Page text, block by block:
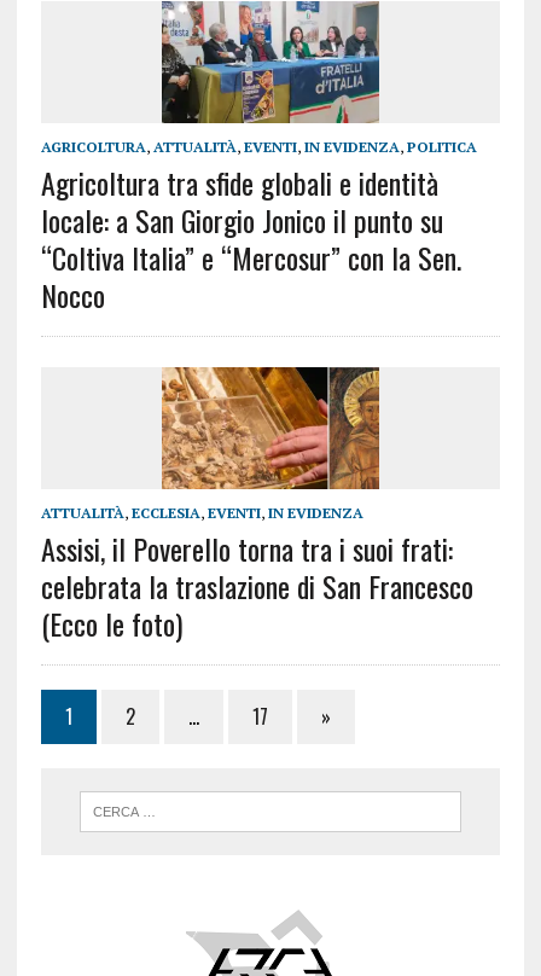
AGRICOLTURA, ATTUALITÀ, EVENTI, IN EVIDENZA, POLITICA
Agricoltura tra sfide globali e identità
locale: a San Giorgio Jonico il punto su
“Coltiva ltalia” e “Mercosur” con la Sen.
Nocco
ATTUALITÀ, ECCLESIA, EVENTI, IN EVIDENZA
Assisi, il Poverello torna tra i suoi frati:
celebrata la traslazione di San Francesco
(Ecco le foto)
1 2 … 17 »